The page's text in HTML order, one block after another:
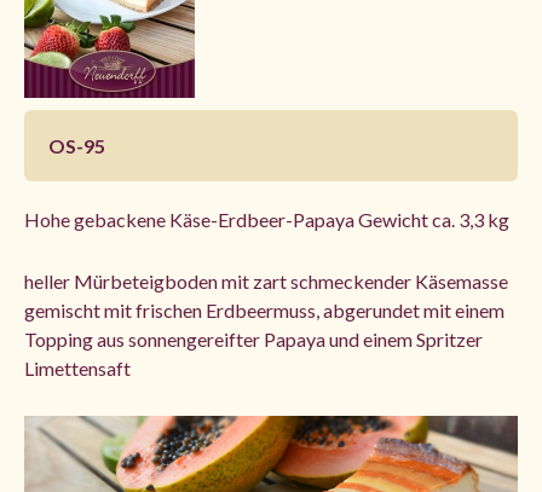
OS-95
Hohe gebackene Käse-Erdbeer-Papaya Gewicht ca. 3,3 kg
heller Mürbeteigboden mit zart schmeckender Käsemasse
gemischt mit frischen Erdbeermuss, abgerundet mit einem
Topping aus sonnengereifter Papaya und einem Spritzer
Limettensaft